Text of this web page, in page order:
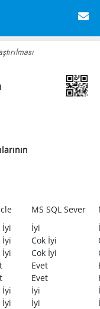
MS SQL Sever
İyi İyi
İyi Cok İyi
İyi Cok İyi
Evet
Evet
İyi İyi
İyi İyi